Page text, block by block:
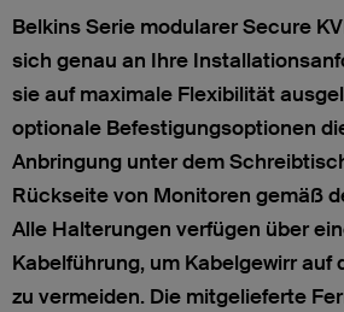
Belkins Serie modularer Secure
sich genau an Ihre
sie auf maximale Flexibilität
optionale Befestigungsoptionen
Anbringung unter dem
Rückseite von Monitoren gemäß
Alle Halterungen verfügen über
Kabelführung, um Kabelgewirr auf
zu vermeiden. Die mitgelieferte